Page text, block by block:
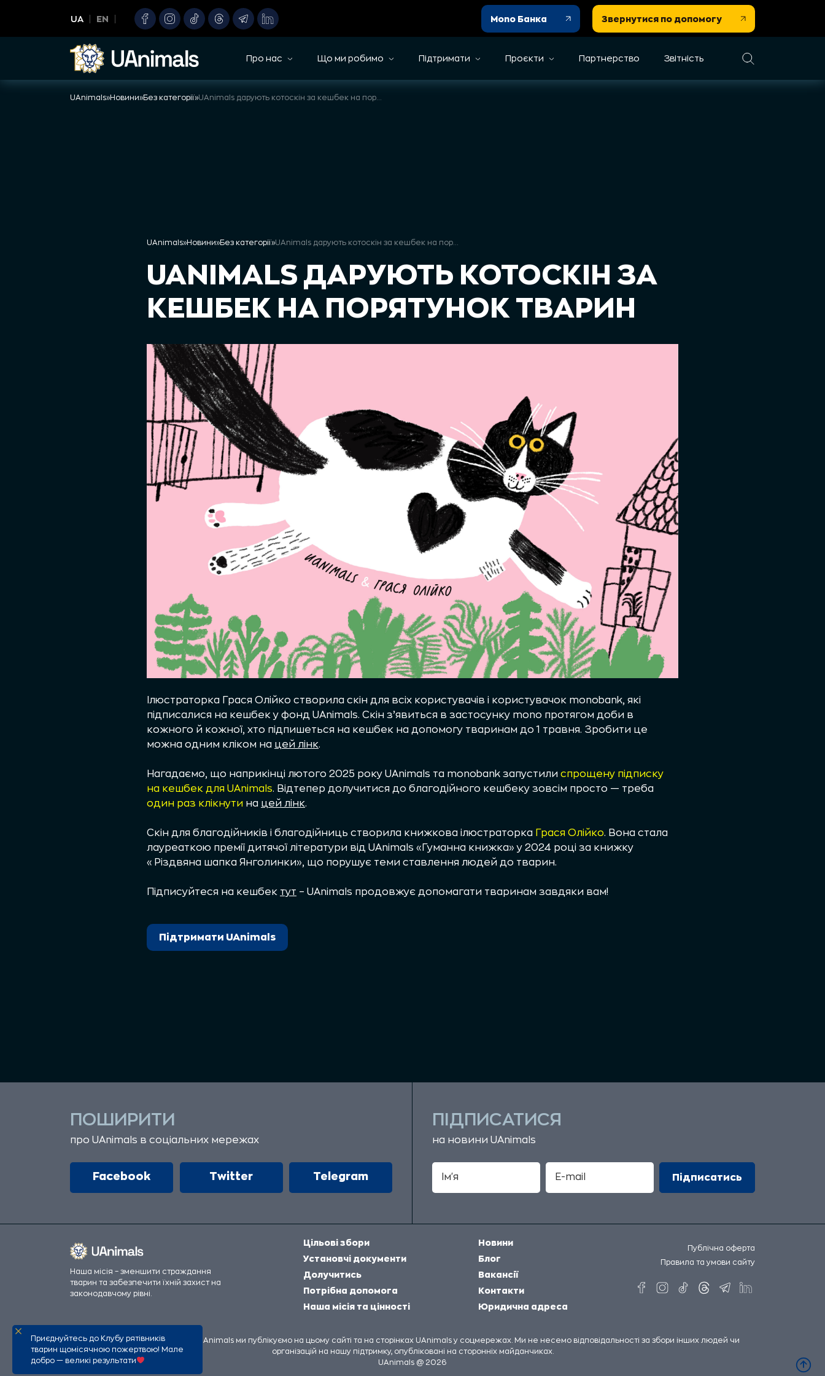
content
UA EN Mono Банка Звернутися по допомогу
Про нас Що ми робимо Підтримати Проєкти Партнерство Звітність
UAnimals»Новини»Без категорії»
UAnimals»Новини»Без категорії»
UANIMALS ДАРУЮТЬ КОТОСКІН ЗА
КЕШБЕК НА ПОРЯТУНОК ТВАРИН
Ілюстраторка Грася Олійко створила скін для всіх користувачів і користувачок monobank, які
підписалися на кешбек у фонд UAnimals. Скін з’явиться в застосунку mono протягом доби в
кожного й кожної, хто підпишеться на кешбек на допомогу тваринам до 1 травня. Зробити це
можна одним кліком на цей лінк.
Нагадаємо, що наприкінці лютого 2025 року UAnimals та monobank запустили спрощену підписку
на кешбек для UAnimals. Відтепер долучитися до благодійного кешбеку зовсім просто — треба
один раз клікнути на цей лінк.
Скін для благодійників і благодійниць створила книжкова ілюстраторка Грася Олійко. Вона стала
лауреаткою премії дитячої літератури від UAnimals «Гуманна книжка» у 2024 році за книжку
«Різдвяна шапка Янголинки», що порушує теми ставлення людей до тварин.
Підписуйтеся на кешбек тут – UAnimals продовжує допомагати тваринам завдяки вам!
Підтримати UAnimals
ПОШИРИТИ
про UAnimals в соціальних мережах
Facebook Twitter Telegram
ПІДПИСАТИСЯ
на новини UAnimals
Наша місія – зменшити страждання
тварин та забезпечити їхній захист на
законодавчому рівні.
Цільові збори
Установчі документи
Долучитись
Потрібна допомога
Наша місія та цінності
Новини
Блог
Вакансії
Контакти
Юридична адреса
Публічна оферта
Правила та умови сайту
Всі офіційні фінансові збори UAnimals ми публікуємо на цьому сайті та на сторінках UAnimals у соцмережах. Ми не несемо відповідальності за збори інших людей чи
організацій на нашу підтримку, опубліковані на сторонніх майданчиках.
UAnimals @ 2026
Приєднуйтесь до Клубу рятівників
тварин щомісячною пожертвою! Мале
добро — великі результати